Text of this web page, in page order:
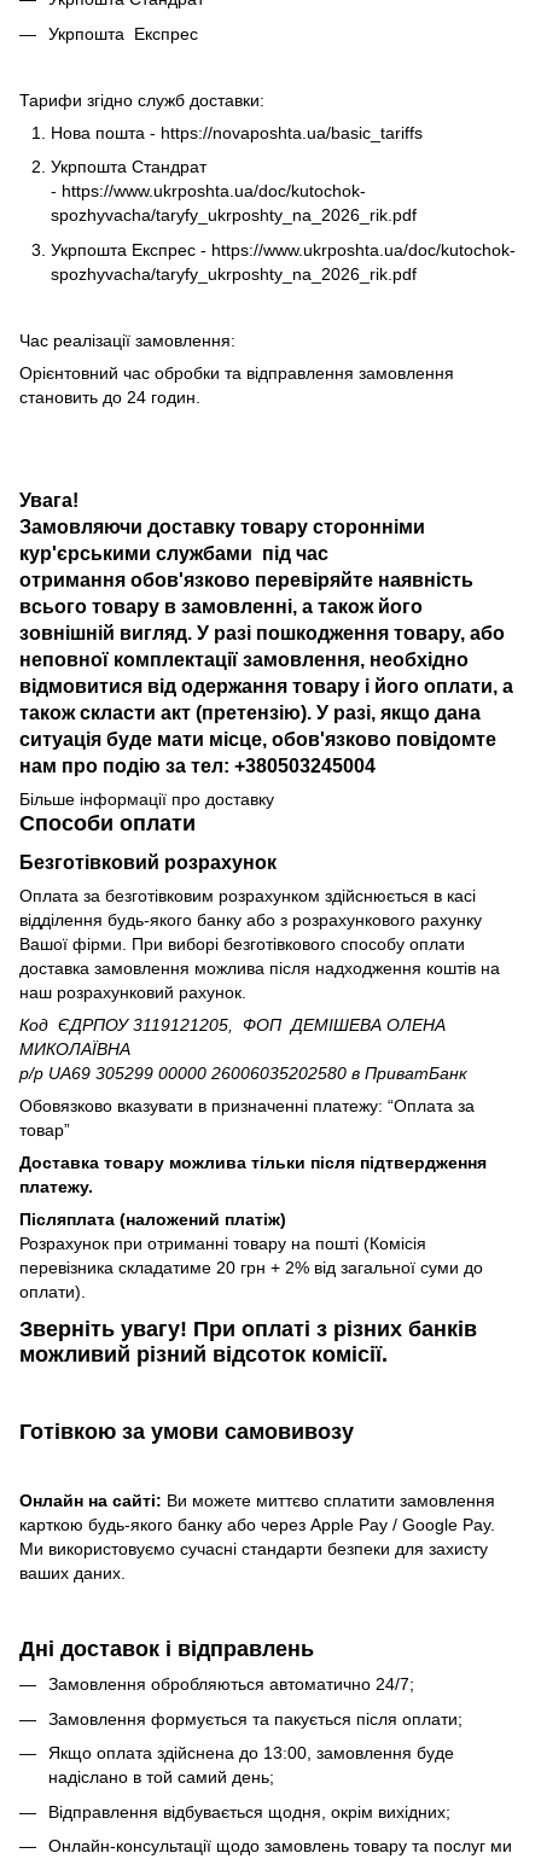
Укрпошта Експрес
Тарифи згідно служб доставки:
Нова пошта - https://novaposhta.ua/basic_tariffs
Укрпошта Стандрат
- https://www.ukrposhta.ua/doc/kutochok-
spozhyvacha/taryfy_ukrposhty_na_2026_rik.pdf
Укрпошта Експрес - https://www.ukrposhta.ua/doc/kutochok-
spozhyvacha/taryfy_ukrposhty_na_2026_rik.pdf
Час реалізації замовлення:
Орієнтовний час обробки та відправлення замовлення
становить до 24 годин.
Увага!
Замовляючи доставку товару сторонніми
кур'єрськими службами під час
отримання обов'язково перевіряйте наявність
всього товару в замовленні, а також його
зовнішній вигляд. У разі пошкодження товару, або
неповної комплектації замовлення, необхідно
відмовитися від одержання товару і його оплати, а
також скласти акт (претензію). У разі, якщо дана
ситуація буде мати місце, обов'язково повідомте
нам про подію за тел: +380503245004
Більше інформації про доставку
Способи оплати
Безготівковий розрахунок
Оплата за безготівковим розрахунком здійснюється в касі
відділення будь-якого банку або з розрахункового рахунку
Вашої фірми. При виборі безготівкового способу оплати
доставка замовлення можлива після надходження коштів на
наш розрахунковий рахунок.
Код ЄДРПОУ 3119121205, ФОП ДЕМІШЕВА ОЛЕНА
МИКОЛАЇВНА
р/р UA69 305299 00000 26006035202580 в ПриватБанк
Обовязково вказувати в призначенні платежу: “Оплата за
товар”
Доставка товару можлива тільки після підтвердження
платежу.
Післяплата (наложений платіж)
Розрахунок при отриманні товару на пошті (Комісія
перевізника складатиме 20 грн + 2% від загальної суми до
оплати).
Зверніть увагу!​ При оплаті з різних банків
можливий різний відсоток комісії.
Готівкою за умови самовивозу
Онлайн на сайті: Ви можете миттєво сплатити замовлення
карткою будь-якого банку або через Apple Pay / Google Pay.
Ми використовуємо сучасні стандарти безпеки для захисту
ваших даних.
Дні доставок і відправлень
Замовлення обробляються автоматично 24/7;
Замовлення формується та пакується після оплати;
Якщо оплата здійснена до 13:00, замовлення буде
надіслано в той самий день;
Відправлення відбувається щодня, окрім вихідних;
Онлайн-консультації щодо замовлень товару та послуг ми